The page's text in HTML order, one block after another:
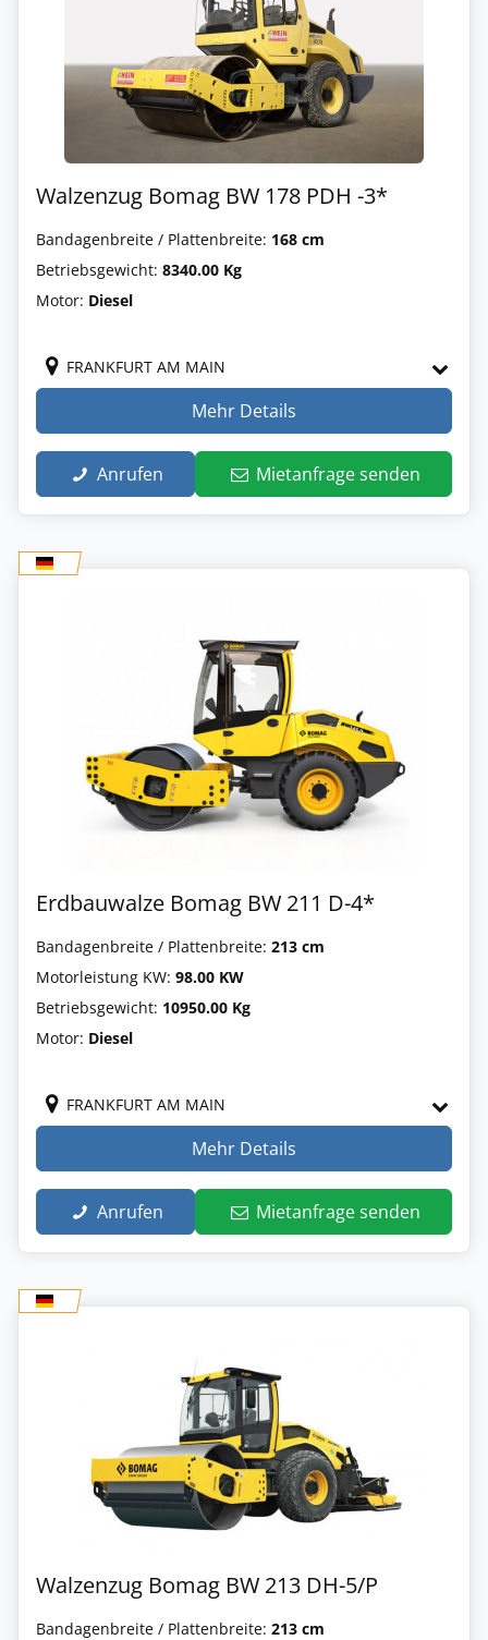
Walzenzug Bomag BW 178 PDH -3*
Bandagenbreite / Plattenbreite: 168 cm
Betriebsgewicht: 8340.00 Kg
Motor: Diesel
FRANKFURT AM MAIN
Mehr Details
Anrufen Mietanfrage senden
Erdbauwalze Bomag BW 211 D-4*
Bandagenbreite / Plattenbreite: 213 cm
Motorleistung KW: 98.00 KW
Betriebsgewicht: 10950.00 Kg
Motor: Diesel
FRANKFURT AM MAIN
Mehr Details
Anrufen Mietanfrage senden
Walzenzug Bomag BW 213 DH-5/P
Bandagenbreite / Plattenbreite: 213 cm